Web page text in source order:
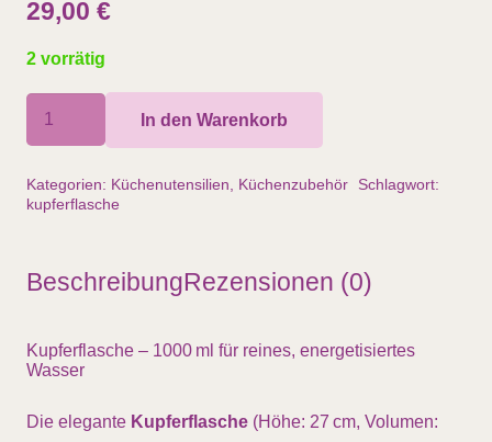
29,00 €
2 vorrätig
Kupferflasche,
gehämmert,
27
tolles
Menge
In den Warenkorb
Kategorien: Küchenutensilien Küchenzubehör
Schlagwort:
kupferflasche
BeschreibungRezensionen (0)
Kupferflasche – 1000 ml für reines, energetisiertes
Wasser
Die elegante Kupferflasche (Höhe: 27 cm, Volumen: